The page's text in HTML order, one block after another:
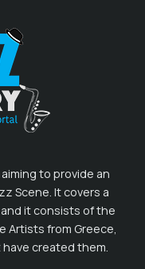
to provide an
Scene. It covers a
it consists of the
Artists from Greece,
created them.